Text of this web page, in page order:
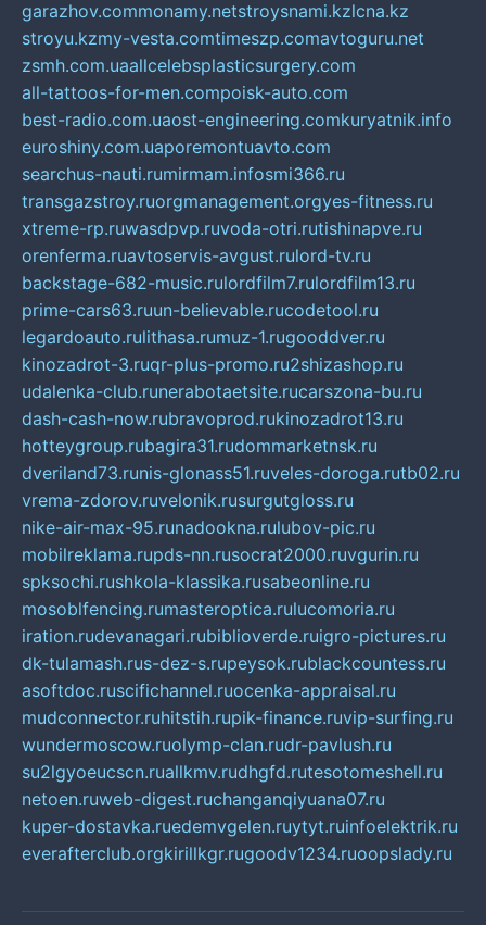
garazhov.commonamy.netstroysnami.kzlcna.kz
stroyu.kzmy-vesta.comtimeszp.comavtoguru.net
zsmh.com.uaallcelebsplasticsurgery.com
all-tattoos-for-men.compoisk-auto.com
best-radio.com.uaost-engineering.comkuryatnik.info
euroshiny.com.uaporemontuavto.com
searchus-nauti.rumirmam.infosmi366.ru
transgazstroy.ruorgmanagement.orgyes-fitness.ru
xtreme-rp.ruwasdpvp.ruvoda-otri.rutishinapve.ru
orenferma.ruavtoservis-avgust.rulord-tv.ru
backstage-682-music.rulordfilm7.rulordfilm13.ru
prime-cars63.ruun-believable.rucodetool.ru
legardoauto.rulithasa.rumuz-1.rugooddver.ru
kinozadrot-3.ruqr-plus-promo.ru2shizashop.ru
udalenka-club.runerabotaetsite.rucarszona-bu.ru
dash-cash-now.rubravoprod.rukinozadrot13.ru
hotteygroup.rubagira31.rudommarketnsk.ru
dveriland73.runis-glonass51.ruveles-doroga.rutb02.ru
vrema-zdorov.ruvelonik.rusurgutgloss.ru
nike-air-max-95.runadookna.rulubov-pic.ru
mobilreklama.rupds-nn.rusocrat2000.ruvgurin.ru
spksochi.rushkola-klassika.rusabeonline.ru
mosoblfencing.rumasteroptica.rulucomoria.ru
iration.rudevanagari.rubiblioverde.ruigro-pictures.ru
dk-tulamash.rus-dez-s.rupeysok.rublackcountess.ru
asoftdoc.ruscifichannel.ruocenka-appraisal.ru
mudconnector.ruhitstih.rupik-finance.ruvip-surfing.ru
wundermoscow.ruolymp-clan.rudr-pavlush.ru
su2lgyoeucscn.ruallkmv.rudhgfd.rutesotomeshell.ru
netoen.ruweb-digest.ruchanganqiyuana07.ru
kuper-dostavka.ruedemvgelen.ruytyt.ruinfoelektrik.ru
everafterclub.orgkirillkgr.rugoodv1234.ruoopslady.ru